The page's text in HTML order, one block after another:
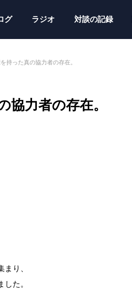
グ ラジオ 対談の記録
持った真の協力者の存在。
協力者の存在。
り、
た。